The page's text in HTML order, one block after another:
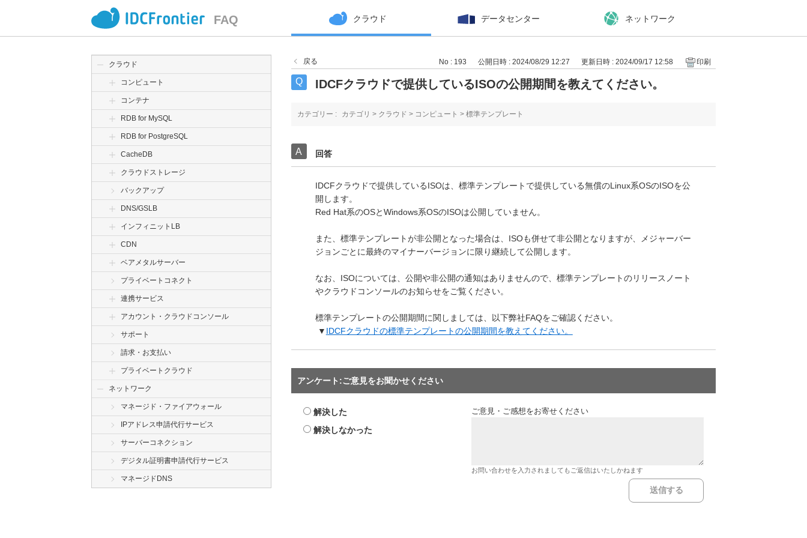
FAQ クラウド データセンター ネットワーク
クラウド
コンピュート
コンテナ
RDB for MySQL
RDB for PostgreSQL
CacheDB
クラウドストレージ
バックアップ
DNS/GSLB
インフィニットLB
CDN
ベアメタルサーバー
プライベートコネクト
連携サービス
アカウント・クラウドコンソール
サポート
請求・お支払い
プライベートクラウド
ネットワーク
マネージド・ファイアウォール
IPアドレス申請代行サービス
サーバーコネクション
デジタル証明書申請代行サービス
マネージドDNS
戻る No : 193 公開日時 : 2024/08/29 12:27 更新日時 : 2024/09/17 12:58 印刷
IDCFクラウドで提供しているISOの公開期間を教えてください。
カテゴリー : カテゴリ > クラウド > コンピュート > 標準テンプレート
回答
IDCFクラウドで提供しているISOは、標準テンプレートで提供している無償のLinux系OSのISOを公
開します。
Red Hat系のOSとWindows系OSのISOは公開していません。
また、標準テンプレートが非公開となった場合は、ISOも併せて非公開となりますが、メジャーバー
ジョンごとに最終のマイナーバージョンに限り継続して公開します。
なお、ISOについては、公開や非公開の通知はありませんので、標準テンプレートのリリースノート
やクラウドコンソールのお知らせをご覧ください。
標準テンプレートの公開期間に関しましては、以下弊社FAQをご確認ください。
▼ IDCFクラウドの標準テンプレートの公開期間を教えてください。
アンケート:ご意見をお聞かせください
解決した
解決しなかった
ご意見・ご感想をお寄せください
お問い合わせを入力されましてもご返信はいたしかねます